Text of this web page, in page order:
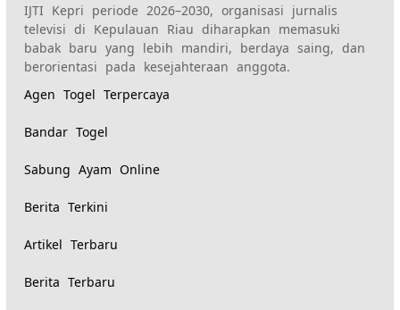
IJTI Kepri periode 2026–2030, organisasi jurnalis
televisi di Kepulauan Riau diharapkan memasuki
babak baru yang lebih mandiri, berdaya saing, dan
berorientasi pada kesejahteraan anggota.
Agen Togel Terpercaya
Bandar Togel
Sabung Ayam Online
Berita Terkini
Artikel Terbaru
Berita Terbaru